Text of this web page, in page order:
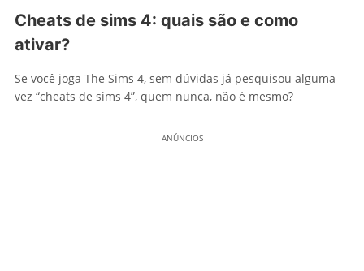
Cheats de sims 4: quais são e como
ativar?
Se você joga The Sims 4, sem dúvidas já pesquisou alguma
vez “cheats de sims 4”, quem nunca, não é mesmo?
ANÚNCIOS